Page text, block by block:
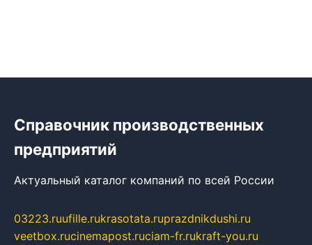
Справочник производственных
предприятий
Актуальный каталог компаний по всей России
03223.ruufille.rukrasotata.ruprazdnikdushi.ru
veetbox.rucinemapost.ruciam-fr.rukraft-you.ru